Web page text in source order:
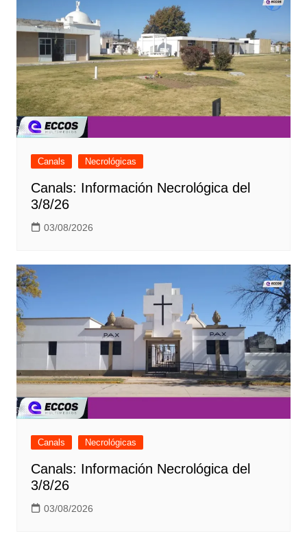
Canals Necrológicas
Canals: Información Necrológica del
3/8/26
03/08/2026
Canals Necrológicas
Canals: Información Necrológica del
3/8/26
03/08/2026